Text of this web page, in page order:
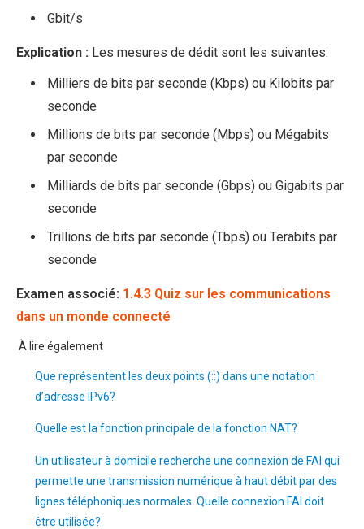
Gbit/s
Explication : Les mesures de dédit sont les suivantes:
Milliers de bits par seconde (Kbps) ou Kilobits par
seconde
Millions de bits par seconde (Mbps) ou Mégabits
par seconde
Milliards de bits par seconde (Gbps) ou Gigabits par
seconde
Trillions de bits par seconde (Tbps) ou Terabits par
seconde
Examen associé: 1.4.3 Quiz sur les communications
dans un monde connecté
À lire également
Que représentent les deux points (::) dans une notation
d’adresse IPv6?
Quelle est la fonction principale de la fonction NAT?
Un utilisateur à domicile recherche une connexion de FAI qui
permette une transmission numérique à haut débit par des
lignes téléphoniques normales. Quelle connexion FAI doit
être utilisée?